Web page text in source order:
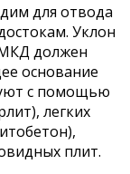
для отвода
Уклон
должен
основание
с помощью
легких
плит.